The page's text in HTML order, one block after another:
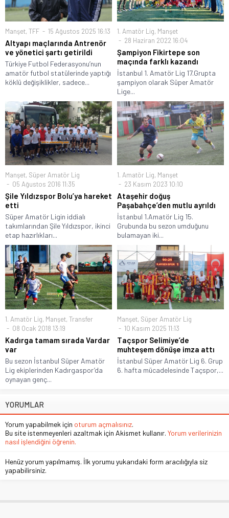
Manşet, TFF 15 Ağustos 2025 16:13
Altyapı maçlarında Antrenör
ve yönetici şartı getirildi
Türkiye Futbol Federasyonu’nun
amatör futbol statülerinde yaptığı
köklü değişiklikler, sadece...
1. Amatör Lig, Manşet
28 Haziran 2022 16:04
Şampiyon Fikirtepe son
maçında farklı kazandı
İstanbul 1. Amatör Lig 17.Grupta
şampiyon olarak Süper Amatör
Lige...
Manşet, Süper Amatör Lig
05 Ağustos 2016 11:35
Şile Yıldızspor Bolu’ya hareket
etti
Süper Amatör Ligin iddialı
takımlarından Şile Yıldızspor, ikinci
etap hazırlıkları...
1. Amatör Lig, Manşet
23 Kasım 2023 10:10
Ataşehir doğuş
Paşabahçe’den mutlu ayrıldı
İstanbul 1.Amatör Lig 15.
Grubunda bu sezon umduğunu
bulamayan iki...
1. Amatör Lig, Manşet, Transfer
08 Ocak 2018 13:19
Kadırga tamam sırada Vardar
var
Bu sezon İstanbul Süper Amatör
Lig ekiplerinden Kadırgaspor’da
oynayan genç...
Manşet, Süper Amatör Lig
10 Kasım 2025 11:13
Taçspor Selimiye’de
muhteşem dönüşe imza attı
İstanbul Süper Amatör Lig 6. Grup
6. hafta mücadelesinde Taçspor,...
YORUMLAR
Yorum yapabilmek için oturum açmalısınız.
Bu site istenmeyenleri azaltmak için Akismet kullanır. Yorum verilerinizin
nasıl işlendiğini öğrenin.
Henüz yorum yapılmamış. İlk yorumu yukarıdaki form aracılığıyla siz
yapabilirsiniz.